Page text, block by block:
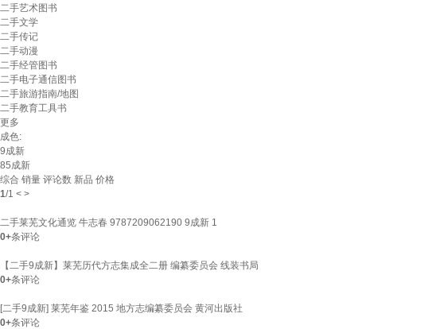
二手艺术图书
二手文学
二手传记
二手动漫
二手经管图书
二手电子通信图书
二手旅游指南/地图
二手教育工具书
更多
成色:
9成新
85成新
综合 销量 评论数 新品 价格
1/1 < >
二手莱芜文化通览 牛志春 9787209062190 9成新 1
0+条评论
【二手9成新】莱芜历代方志集成全二册 编纂委员会 线装书局
0+条评论
[二手9成新] 莱芜年鉴 2015 地方志编纂委员会 黄河出版社
0+条评论